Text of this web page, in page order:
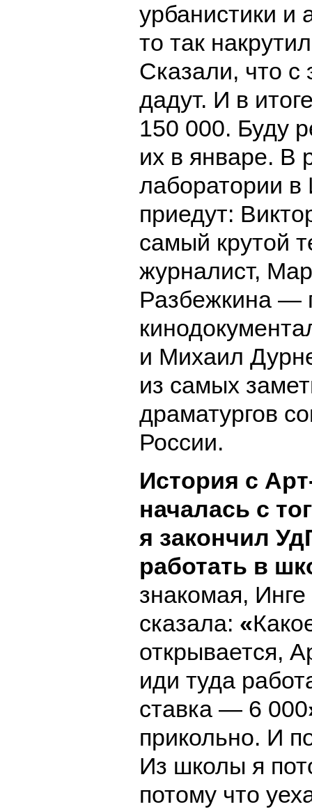
урбанистики и
то так
Сказали, что с
дадут. И в
150 000. Буду
их в январе. В
лаборатории в
приедут:
самый крутой
журналист,
Разбежкина —
и Михаил
из самых
драматургов
России.
История с
началась с
я закончил
работать в
знакомая,
сказала: «
открывается,
иди туда
ставка — 6 000
прикольно. И
Из школы я
потому что